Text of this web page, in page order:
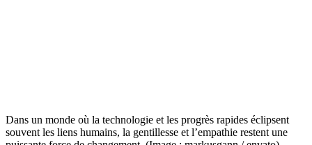
Dans un monde où la technologie et les progrès rapides éclipsent
souvent les liens humains, la gentillesse et l’empathie restent une